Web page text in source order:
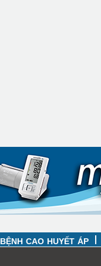
BỆNH CAO HUYẾT ÁP